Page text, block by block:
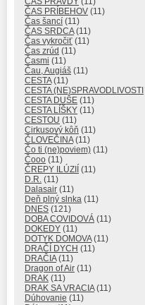
ČAS PRÍBEHOV (11)
Čas šancí (11)
ČAS SRDCA(11)
Čas vykročiť (11)
Čas zrúd (11)
Časmi (11)
Čau, Augiáš (11)
CESTA(11)
CESTA (NE)SPRAVODLIVOSTI
CESTA DUŠE (11)
CESTA LÍŠKY (11)
CESTOU (11)
Cirkusový kôň (11)
ČLOVEČINA(11)
Čo ti (ne)poviem) (11)
Čooo (11)
ČREPY ILÚZIÍ
(11)
D.R. (11)
Dalasair (11)
Deň plný slnka (11)
DNES (121)
DOBA COVIDOVÁ (11)
DOKEDY (11)
DOTYK DOMOVA(11)
DRAČÍ DYCH (11)
DRAČIA(11)
Dragon of Air (11)
DRAK (11)
DRAK SA VRACIA(11)
Dúhovanie (11)